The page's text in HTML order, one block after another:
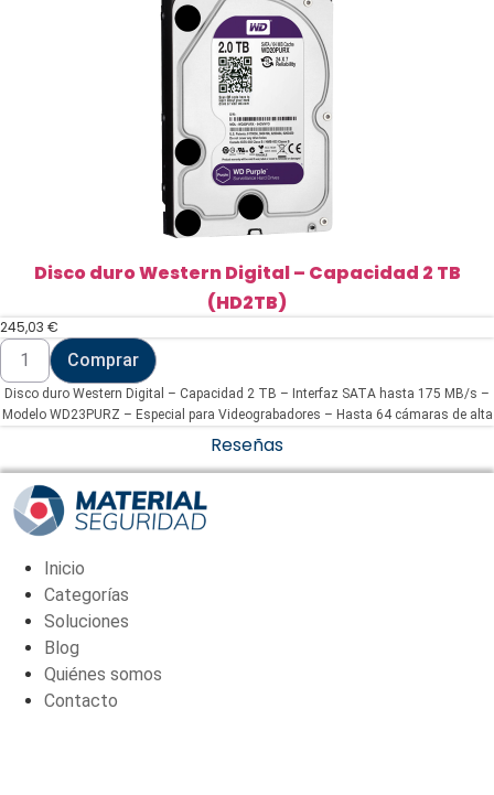
Disco duro Western Digital – Capacidad 2 TB
(HD2TB)
245,03 €
Disco
duro
Western
Digital
-
TB
(HD2TB)
cantidad
Comprar
Disco duro Western Digital – Capacidad 2 TB – Interfaz SATA hasta 175 MB/s –
Modelo WD23PURZ – Especial para Videograbadores – Hasta 64 cámaras de alta
definición
Reseñas
Inicio
Categorías
Soluciones
Blog
Quiénes somos
Contacto